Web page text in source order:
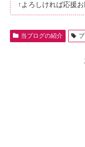
↑よろしければ応援お
当ブログの紹介